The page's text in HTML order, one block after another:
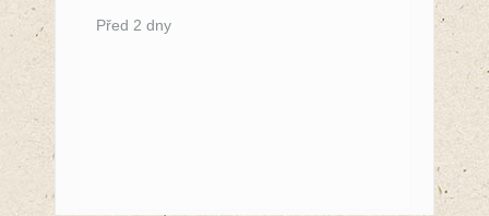
Před 2 dny